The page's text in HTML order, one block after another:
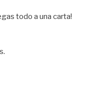
todo a una carta!